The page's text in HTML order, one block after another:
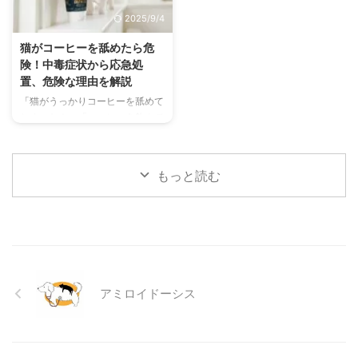
わずにできる効果的な暑さ対策、
快適に過ごせるひんやりグッズの
さらに、留守番中の注意点や、猫
が本当に喜ぶ暑さ対策について、
当メディアの編集部が実際に試し
た体験談もご紹介します。この記
る ...
...
2025/9/4
猫がコーヒーを舐めたら危
険！中毒症状から応急処
置、危険な理由を解説
「猫がうっかりコーヒーを舐めて
み物であるコーヒーには、猫にと
って非常に危険な成分であるカフ
に現れる症状や、すぐに取るべき
応急処置、そして日頃からできる
もっと読む
アミロイドーシス